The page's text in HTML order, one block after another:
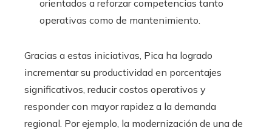
orientados a reforzar competencias tanto
operativas como de mantenimiento.
Gracias a estas iniciativas, Pica ha logrado
incrementar su productividad en porcentajes
significativos, reducir costos operativos y
responder con mayor rapidez a la demanda
regional. Por ejemplo, la modernización de una de